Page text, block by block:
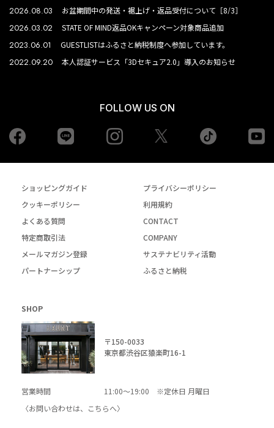
2026.08.03 お盆期間中の発送・裾上げ・返品受付について［8/3］
2026.03.02 STATE OF MIND返品OKキャンペーン対象商品追加
2023.06.01 GUESTLISTはふるさと納税制度へ参加しています。
2022.09.20 本人認証サービス「3Dセキュア2.0」導入のお知らせ
FOLLOW US ON
Facebook Instagram tiktok
ショッピングガイド
プライバシーポリシー
クッキーポリシー
利用規約
よくある質問
CONTACT
特定商取引法
COMPANY
メールマガジン登録
サステナビリティ活動
パートナーシップ
ふるさと納税
SHOP
〒150-0033
東京都渋谷区猿楽町16-1
営業時間
11:00～19:00 ※定休日 月曜日
〈お問い合わせは、
こちらへ〉